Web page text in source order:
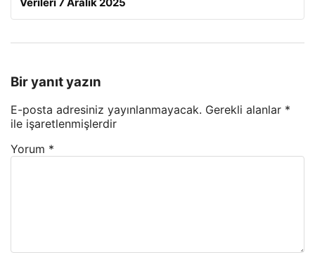
Bir yanıt yazın
E-posta adresiniz yayınlanmayacak. Gerekli alanlar *
ile işaretlenmişlerdir
Yorum *